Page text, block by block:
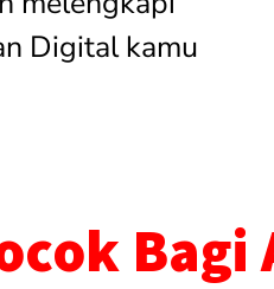
Digital kamu
Bagi